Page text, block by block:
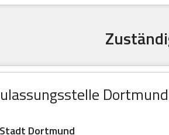
Dortmund
Stadt Dortmund